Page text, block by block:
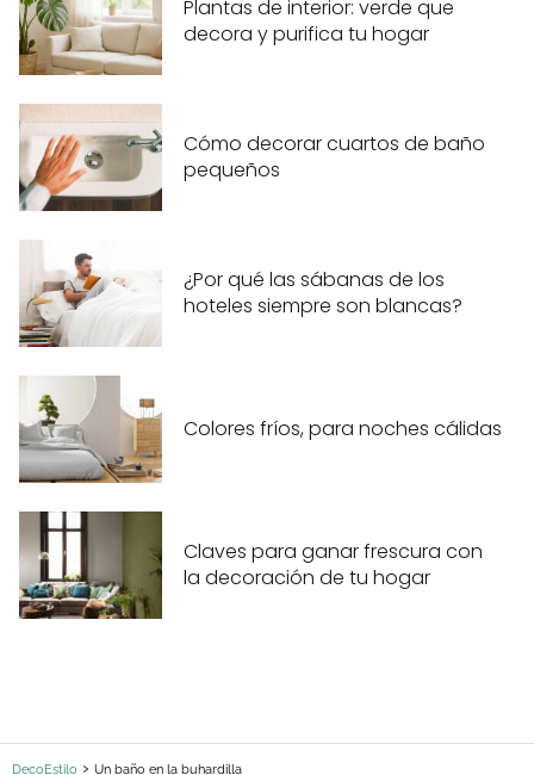
Plantas de interior: verde que
decora y purifica tu hogar
Cómo decorar cuartos de baño
pequeños
¿Por qué las sábanas de los
hoteles siempre son blancas?
Colores fríos, para noches cálidas
Claves para ganar frescura con
la decoración de tu hogar
DecoEstilo Un baño en la buhardilla